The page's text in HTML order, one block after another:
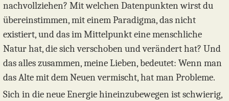
nachvollziehen? Mit welchen Datenpunkten wirst du
übereinstimmen, mit einem Paradigma, das nicht
existiert, und das im Mittelpunkt eine menschliche
Natur hat, die sich verschoben und verändert hat? Und
das alles zusammen, meine Lieben, bedeutet: Wenn man
das Alte mit dem Neuen vermischt, hat man Probleme.
Sich in die neue Energie hineinzubewegen ist schwierig,